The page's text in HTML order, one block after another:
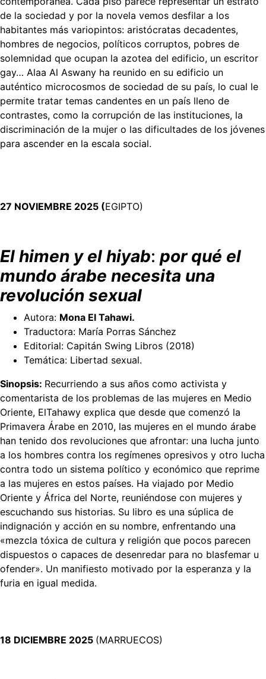
de la sociedad y por la novela vemos desfilar a los
habitantes más variopintos: aristócratas decadentes,
hombres de negocios, políticos corruptos, pobres de
solemnidad que ocupan la azotea del edificio, un escritor
gay… Alaa Al Aswany ha reunido en su edificio un
auténtico microcosmos de sociedad de su país, lo cual le
permite tratar temas candentes en un país lleno de
contrastes, como la corrupción de las instituciones, la
discriminación de la mujer o las dificultades de los jóvenes
para ascender en la escala social.
27 NOVIEMBRE 2025 (EGIPTO)
El himen y el hiyab: por qué el
mundo árabe necesita una
revolución sexual
Autora: Mona El Tahawi.
Traductora: María Porras Sánchez
Editorial: Capitán Swing Libros (2018)
Temática: Libertad sexual.
Sinopsis: Recurriendo a sus años como activista y
comentarista de los problemas de las mujeres en Medio
Oriente, ElTahawy explica que desde que comenzó la
Primavera Árabe en 2010, las mujeres en el mundo árabe
han tenido dos revoluciones que afrontar: una lucha junto
a los hombres contra los regímenes opresivos y otro lucha
contra todo un sistema político y económico que reprime
a las mujeres en estos países. Ha viajado por Medio
Oriente y África del Norte, reuniéndose con mujeres y
escuchando sus historias. Su libro es una súplica de
indignación y acción en su nombre, enfrentando una
«mezcla tóxica de cultura y religión que pocos parecen
dispuestos o capaces de desenredar para no blasfemar u
ofender». Un manifiesto motivado por la esperanza y la
furia en igual medida.
18 DICIEMBRE 2025 (MARRUECOS)